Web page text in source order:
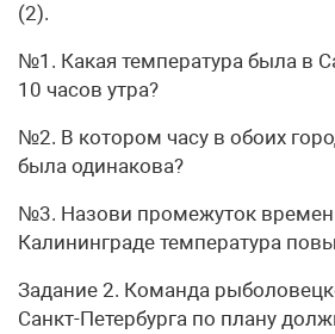
(2).
№1. Какая температура была в
10 часов утра?
№2. В котором часу в обоих
была одинакова?
№3. Назови промежуток
Калининграде температура
Задание 2. Команда
Санкт-Петербурга по плану